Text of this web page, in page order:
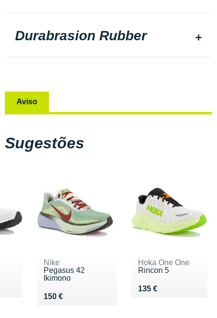
Durabrasion Rubber
Aviso
Sugestões
Nike
Pegasus 42
Ikimono
150 €
Vendu 150 €
Hoka One One
Rincon 5
135 €
Vendu 135 €